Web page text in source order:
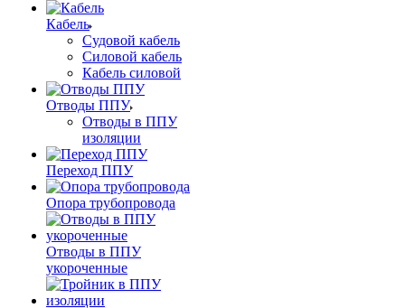
Кабель
Судовой кабель
Силовой кабель
Кабель силовой
Отводы ППУ
Отводы в ППУ
изоляции
Переход ППУ
Опора трубопровода
Отводы в ППУ
укороченные